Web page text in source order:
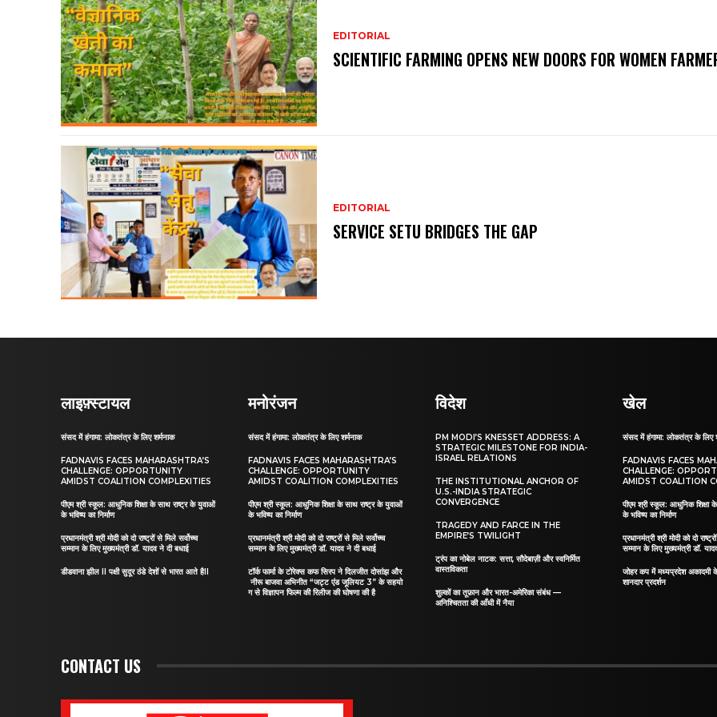
EDITORIAL
SCIENTIFIC FARMING OPENS NEW DOORS FOR WOMEN
EDITORIAL
SERVICE SETU BRIDGES THE GAP
लाइफ़्स्टायल
संसद में हंगामा: लोकतंत्र के लिए शर्मनाक
FADNAVIS FACES MAHARASHTRA’S
CHALLENGE: OPPORTUNITY
AMIDST COALITION COMPLEXITIES
पीएम श्री स्कूल: आधुनिक शिक्षा के साथ राष्ट्र के युवाओं
के भविष्य का निर्माण
प्रधानमंत्री श्री मोदी को दो राष्ट्रों से मिले सर्वोच्च
सम्मान के लिए मुख्यमंत्री डॉ. यादव ने दी बधाई
डीडवाना झील II पक्षी सुदूर ठंडे देशों से भारत आते हैII
मनोरंजन
संसद में हंगामा: लोकतंत्र के लिए शर्मनाक
FADNAVIS FACES MAHARASHTRA’S
CHALLENGE: OPPORTUNITY
AMIDST COALITION COMPLEXITIES
पीएम श्री स्कूल: आधुनिक शिक्षा के साथ राष्ट्र के युवाओं
के भविष्य का निर्माण
प्रधानमंत्री श्री मोदी को दो राष्ट्रों से मिले सर्वोच्च
सम्मान के लिए मुख्यमंत्री डॉ. यादव ने दी बधाई
टॉर्क फार्मा के टोरेक्स कफ सिरप ने दिलजीत दोसांझ और
नीरू बाजवा अभिनीत “जट्ट एंड जूलियट 3” के सहयो
ग से विज्ञापन फिल्म की रिलीज की घोषणा की है
विदेश
PM MODI’S KNESSET ADDRESS: A
STRATEGIC MILESTONE FOR INDIA-
ISRAEL RELATIONS
THE INSTITUTIONAL ANCHOR OF
U.S.-INDIA STRATEGIC
CONVERGENCE
TRAGEDY AND FARCE IN THE
EMPIRE’S TWILIGHT
ट्रंप का नोबेल नाटक: सत्ता, सौदेबाज़ी और स्वनिर्मित
वास्तविकता
शुल्कों का तूफ़ान और भारत-अमेरिका संबंध —
अनिश्चितता की आँधी में नैया
खेल
संसद में हंगामा: लोकतंत्र के लिए
FADNAVIS FACES
CHALLENGE:
AMIDST COALITION
पीएम श्री स्कूल: आधुनिक शिक्षा
के भविष्य का निर्माण
प्रधानमंत्री श्री मोदी को दो
सम्मान के लिए मुख्यमंत्री डॉ.
जोहर कप में मध्यप्रदेश अकादमी
शानदार प्रदर्शन
CONTACT US